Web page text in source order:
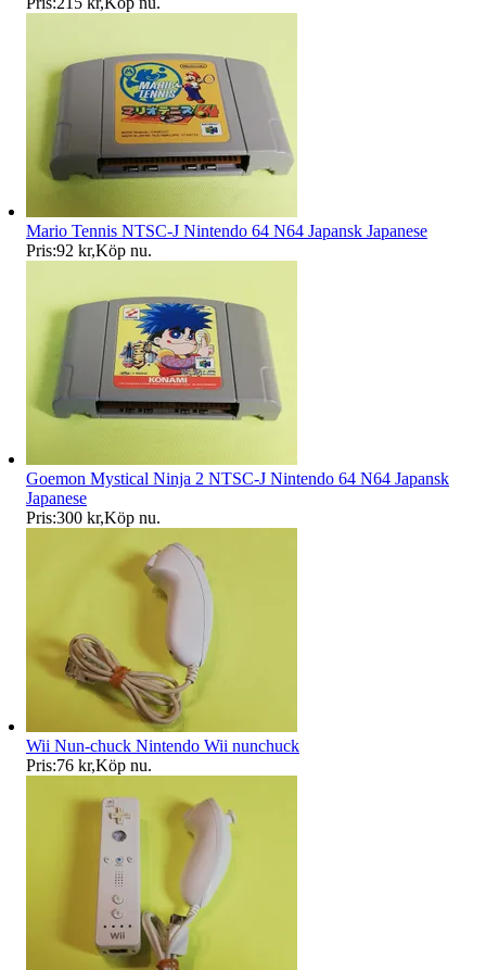
Mario Tennis NTSC-J Nintendo 64 N64 Japansk Japanese
Pris:92 kr,Köp nu.
Goemon Mystical Ninja 2 NTSC-J Nintendo 64 N64 Japansk
Japanese
Pris:300 kr,Köp nu.
Wii Nun-chuck Nintendo Wii nunchuck
Pris:76 kr,Köp nu.